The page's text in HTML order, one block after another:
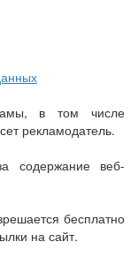
в том числе
рекламодатель.
содержание веб-
бесплатно
на сайт.